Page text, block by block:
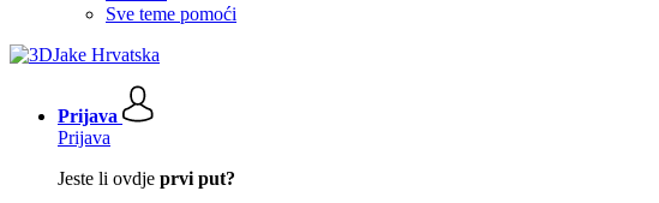
Sve teme pomoći
Prijava
Prijava
Jeste li ovdje prvi put?